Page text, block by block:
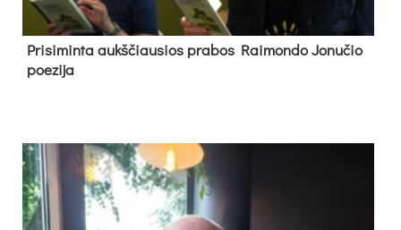
Pri­si­min­ta aukš­čiau­sios pra­bos Rai­mon­do Jo­nu­čio
poe­zi­ja